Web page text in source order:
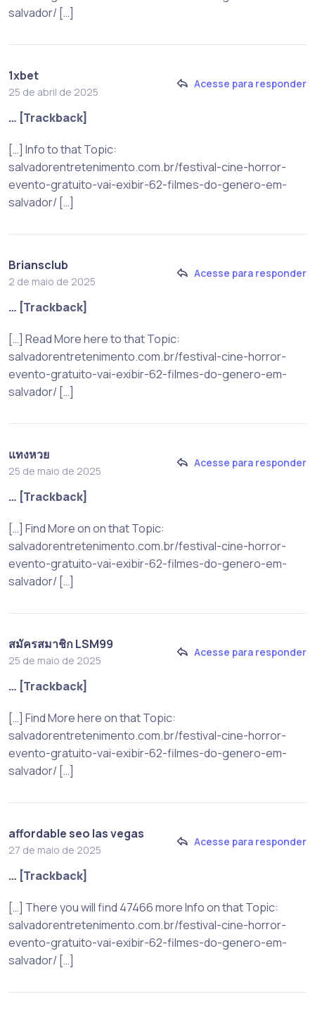
salvador/ […]
1xbet
25 de abril de 2025
Acesse para responder
… [Trackback]
[…] Info to that Topic:
salvadorentretenimento.com.br/festival-cine-horror-
evento-gratuito-vai-exibir-62-filmes-do-genero-em-
salvador/ […]
Briansclub
2 de maio de 2025
Acesse para responder
… [Trackback]
[…] Read More here to that Topic:
salvadorentretenimento.com.br/festival-cine-horror-
evento-gratuito-vai-exibir-62-filmes-do-genero-em-
salvador/ […]
แทงหวย
25 de maio de 2025
Acesse para responder
… [Trackback]
[…] Find More on on that Topic:
salvadorentretenimento.com.br/festival-cine-horror-
evento-gratuito-vai-exibir-62-filmes-do-genero-em-
salvador/ […]
สมัครสมาชิก LSM99
25 de maio de 2025
Acesse para responder
… [Trackback]
[…] Find More here on that Topic:
salvadorentretenimento.com.br/festival-cine-horror-
evento-gratuito-vai-exibir-62-filmes-do-genero-em-
salvador/ […]
affordable seo las vegas
27 de maio de 2025
Acesse para responder
… [Trackback]
[…] There you will find 47466 more Info on that Topic:
salvadorentretenimento.com.br/festival-cine-horror-
evento-gratuito-vai-exibir-62-filmes-do-genero-em-
salvador/ […]